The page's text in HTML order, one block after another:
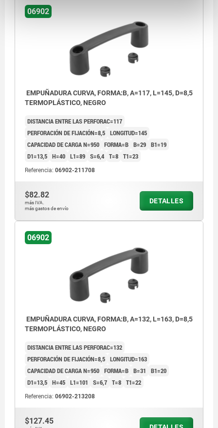
06902
EMPUÑADURA CURVA, FORMA:B, A=117, L=145, D=8,5
TERMOPLÁSTICO, NEGRO
DISTANCIA ENTRE LAS PERFORAC=117
PERFORACIÓN DE FIJACIÓN=8,5 LONGITUD=145
CAPACIDAD DE CARGA N=950 FORMA=B B=29 B1=19
D1=13,5 H=40 L1=89 S=6,4 T=8 T1=23
Referencia: 06902-211708
$82.82
más IVA.
más gastos de envío
DETALLES
06902
EMPUÑADURA CURVA, FORMA:B, A=132, L=163, D=8,5
TERMOPLÁSTICO, NEGRO
DISTANCIA ENTRE LAS PERFORAC=132
PERFORACIÓN DE FIJACIÓN=8,5 LONGITUD=163
CAPACIDAD DE CARGA N=950 FORMA=B B=31
B1=20
D1=13,5 H=45 L1=101 S=6,7 T=8 T1=22
Referencia: 06902-213208
$127.45